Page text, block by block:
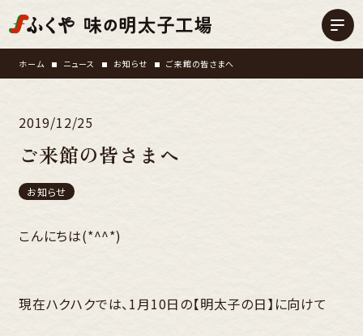
ホーム ニュース お知らせ ご来館の皆さまへ
2019/12/25
ご来館の皆さまへ
お知らせ
こんにちは(*^^*)
現在ハクハクでは、1月10日の【明太子の日】に向けて